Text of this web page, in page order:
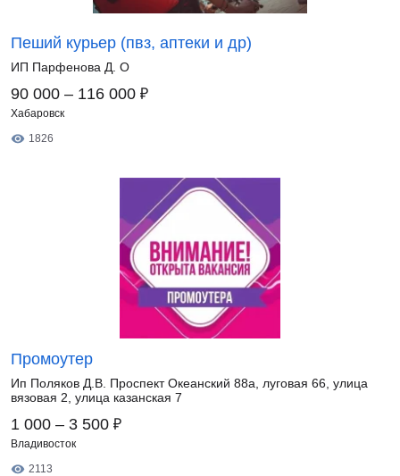
Пеший курьер (пвз, аптеки и др)
ИП Парфенова Д. О
90 000 – 116 000 ₽
Хабаровск
1826
Промоутер
Ип Поляков Д.В. Проспект Океанский 88а, луговая 66, улица
вязовая 2, улица казанская 7
1 000 – 3 500 ₽
Владивосток
2113